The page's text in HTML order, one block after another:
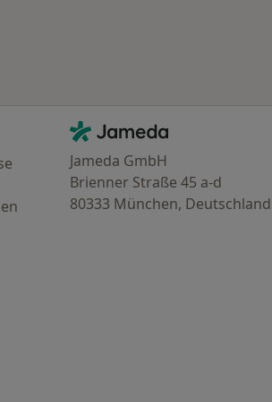
Kontakt
Jameda - Startseite
Jameda GmbH
Brienner Straße 45 a-d
80333 München, Deutschland